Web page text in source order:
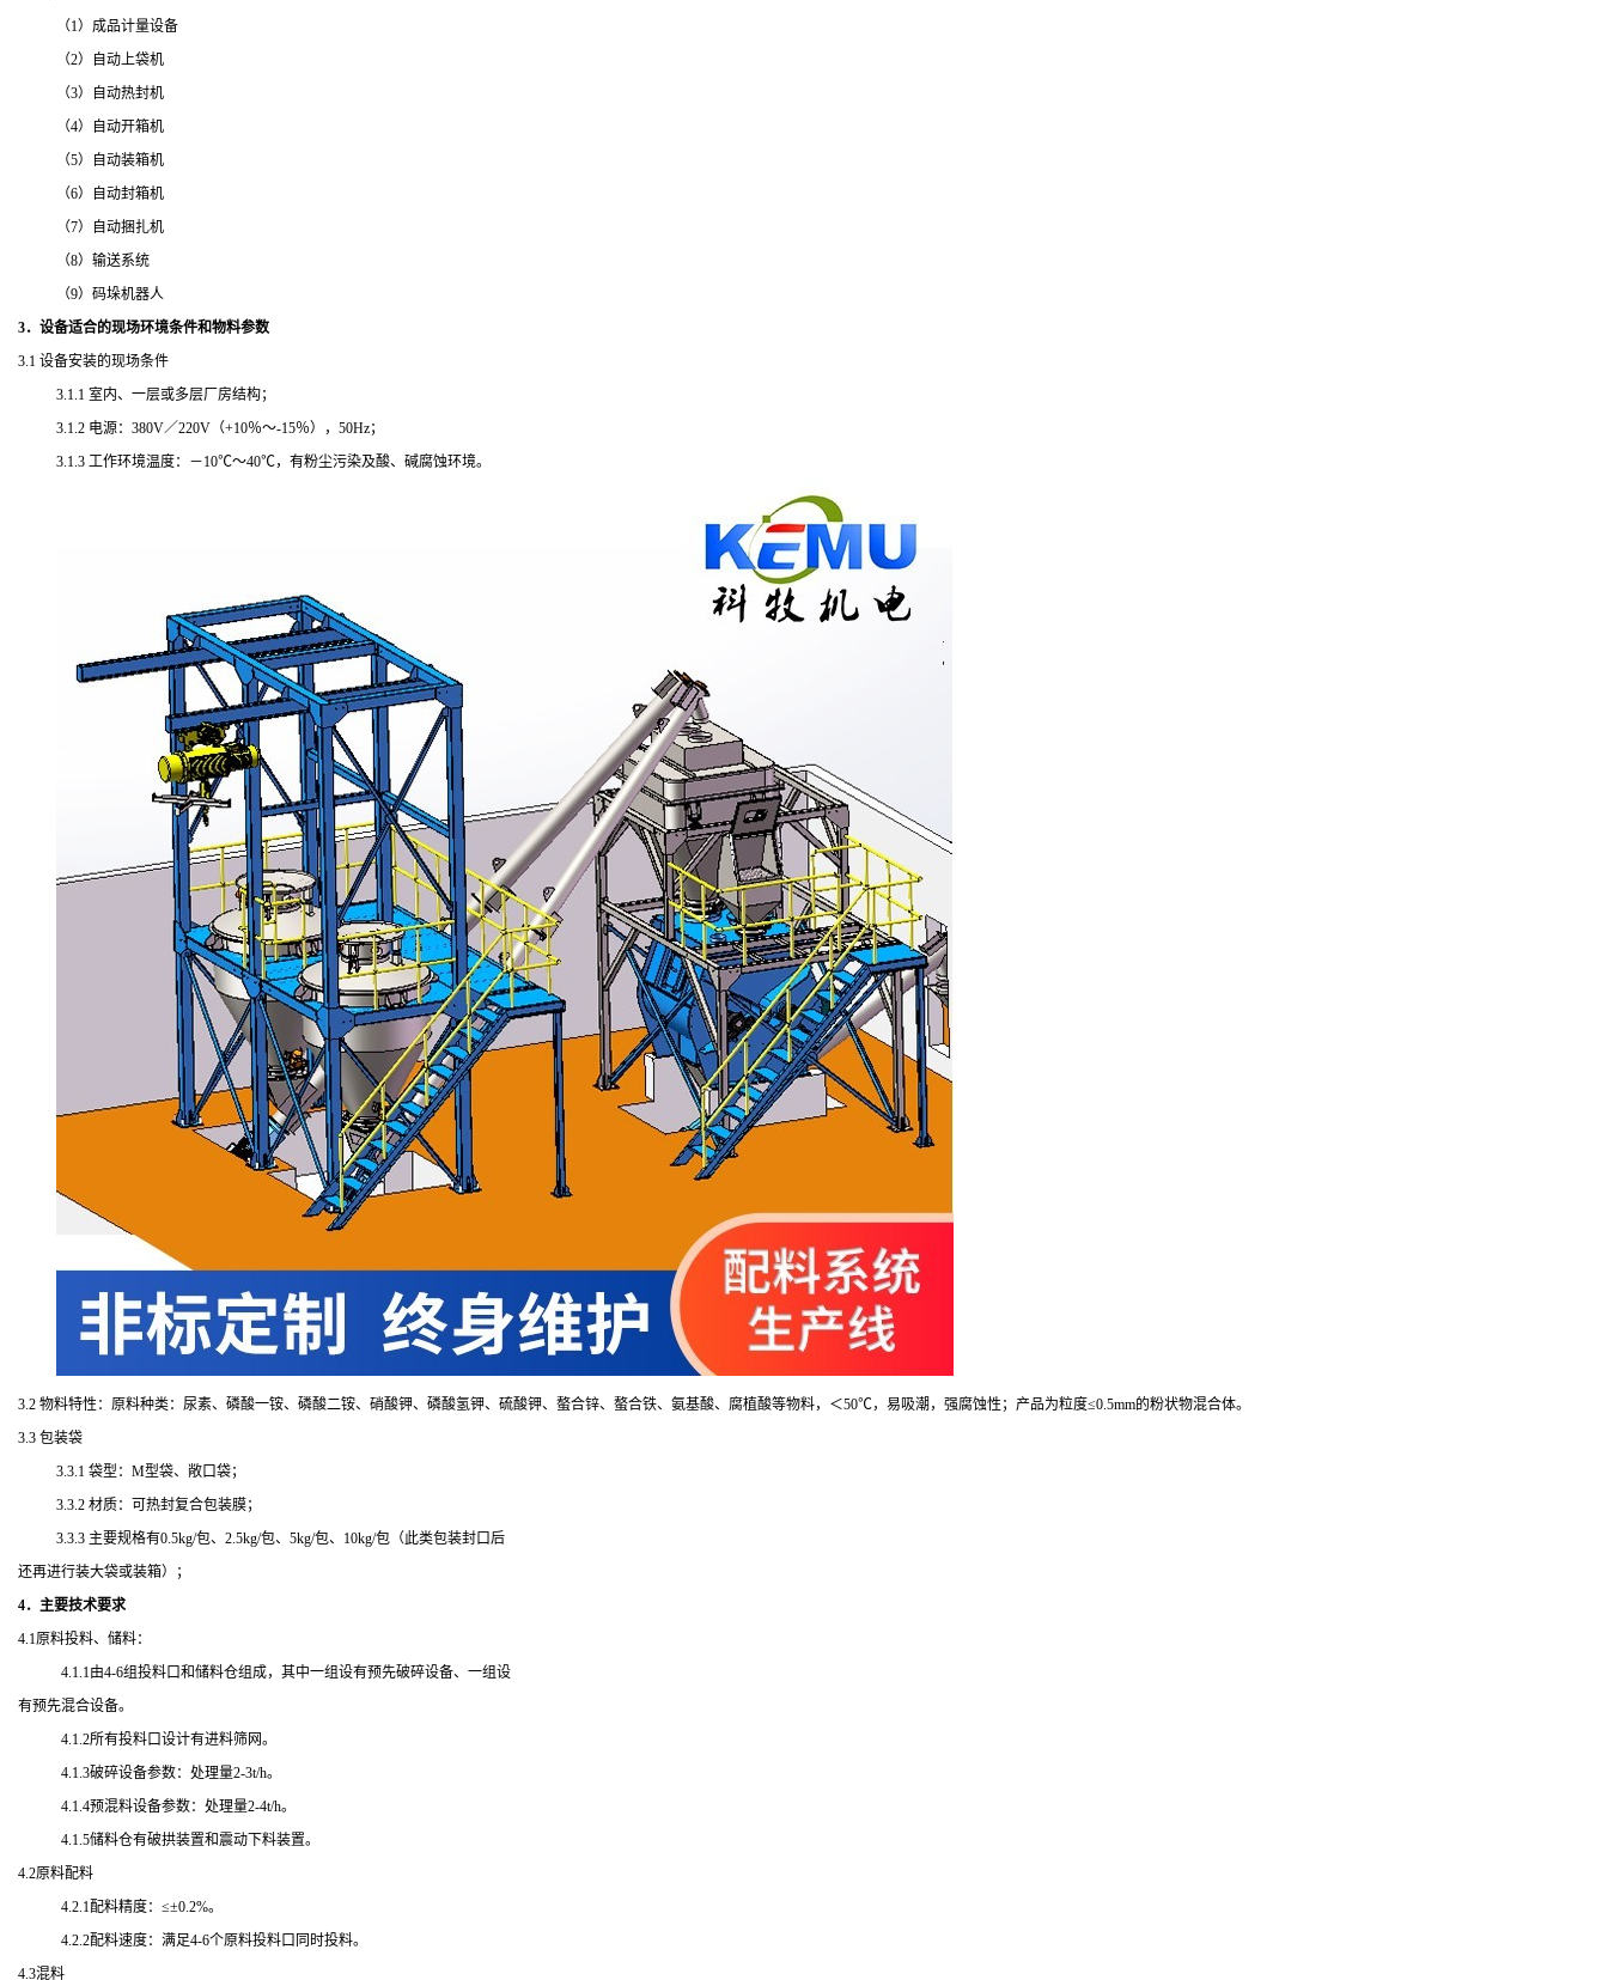
（1）成品计量设备
（2）自动上袋机
（3）自动热封机
（4）自动开箱机
（5）自动装箱机
（6）自动封箱机
（7）自动捆扎机
（8）输送系统
（9）码垛机器人
3．设备适合的现场环境条件和物料参数
3.1 设备安装的现场条件
3.1.1 室内、一层或多层厂房结构；
3.1.2 电源： 380V／220V（+10％～-15％），50Hz；
3.1.3 工作环境温度：－10℃～40℃，有粉尘污染及酸、碱腐蚀环境。
3.2 物料特性：原料种类：尿素、磷酸一铵、磷酸二铵、硝酸钾、磷酸氢钾、硫酸钾、螯合锌、螯合铁、氨基酸、腐植酸等物料，＜50℃，易吸潮，强腐蚀性；产品为粒度≤0.5mm的粉状物混合体。
3.3 包装袋
3.3.1 袋型： M型袋、敞口袋；
3.3.2 材质：可热封复合包装膜；
3.3.3 主要规格有0.5kg/包、 2.5kg/包、 5kg/包、 10kg/包（此类包装封口后
还再进行装大袋或装箱）；
4．主要技术要求
4.1原料投料、储料：
4.1.1由4-6组投料口和储料仓组成，其中一组设有预先破碎设备、一组设
有预先混合设备。
4.1.2所有投料口设计有进料筛网。
4.1.3破碎设备参数：处理量2-3t/h。
4.1.4预混料设备参数：处理量2-4t/h。
4.1.5储料仓有破拱装置和震动下料装置。
4.2原料配料
4.2.1配料精度：≤±0.2%。
4.2.2配料速度：满足4-6个原料投料口同时投料。
4.3混料